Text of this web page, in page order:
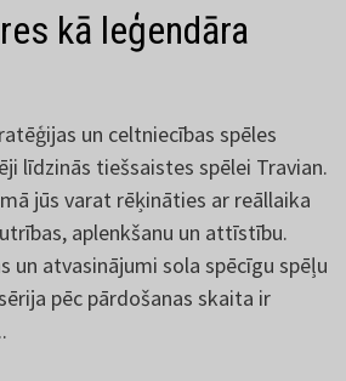
kā leģendāra
un celtniecības spēles
līdzinās tiešsaistes spēlei Travian.
jūs varat rēķināties ar reāllaika
aplenkšanu un attīstību.
un atvasinājumi sola spēcīgu spēļu
pēc pārdošanas skaita ir